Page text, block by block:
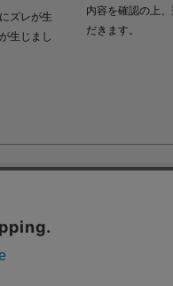
ズレが生
生じまし
内容を確認の上
だきます。